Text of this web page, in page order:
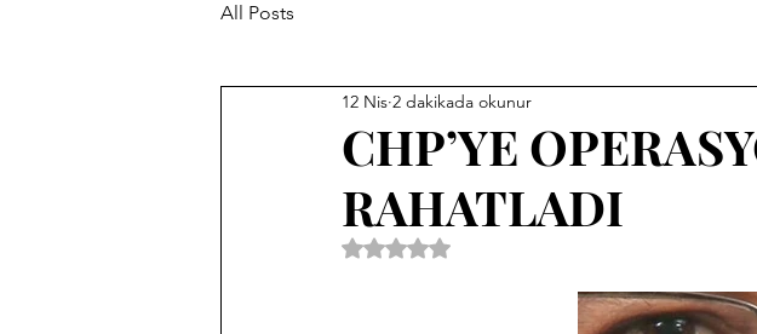
All Posts
CHP’YE
RAHATLADI
12 Nis 2 dakikada okunur
5 üzerinden NaN yıldız